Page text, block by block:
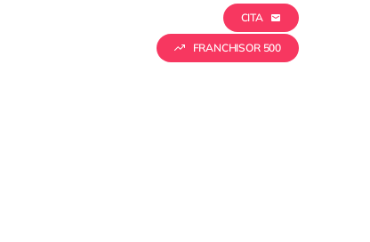
CITA
FRANCHISOR 500